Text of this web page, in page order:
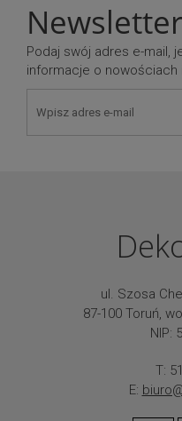
Newsletter
Podaj swój adres e-mail,
informacje o nowościach
ul. Szosa
87-100 Toruń,
NIP:
T:
E: